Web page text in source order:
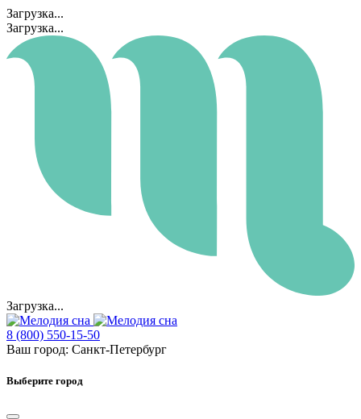
Загрузка...
Загрузка...
Загрузка...
8 (800) 550-15-50
Ваш город: Санкт-Петербург
Выберите город